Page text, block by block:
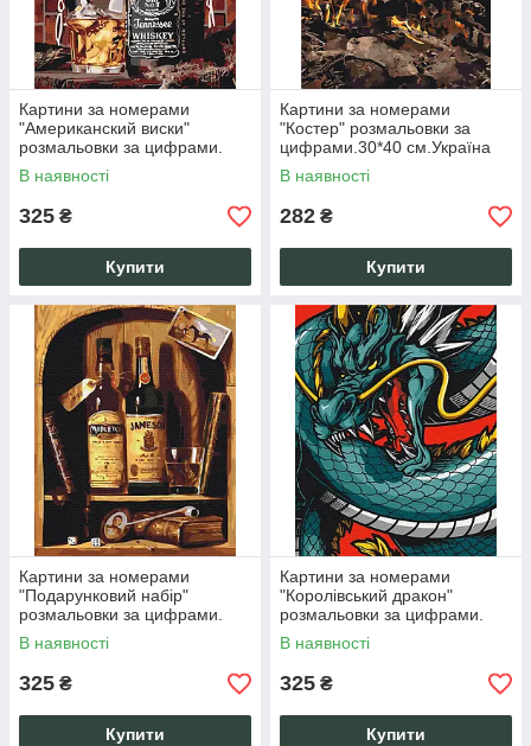
Картини за номерами
"Американский виски"
розмальовки за цифрами.
40*50 см.Україна
В наявності
325 ₴
Купити
Картини за номерами
"Костер" розмальовки за
цифрами.30*40 см.Україна
В наявності
282 ₴
Купити
Картини за номерами
"Подарунковий набір"
розмальовки за цифрами.
40*50 см.Україна
В наявності
325 ₴
Купити
Картини за номерами
"Королівський дракон"
розмальовки за цифрами.
40*50 см.Україна
В наявності
325 ₴
Купити